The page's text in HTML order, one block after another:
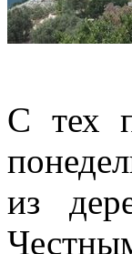
С тех
из